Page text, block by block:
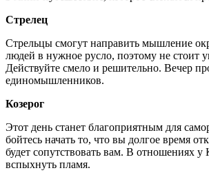
Стрелец
Стрельцы смогут направить мышление
людей в нужное русло, поэтому не стоит
Действуйте смело и решительно. Вечер
единомышленников.
Козерог
Этот день станет благоприятным для
бойтесь начать то, что вы долгое время
будет сопутствовать вам. В отношениях у
вспыхнуть пламя.